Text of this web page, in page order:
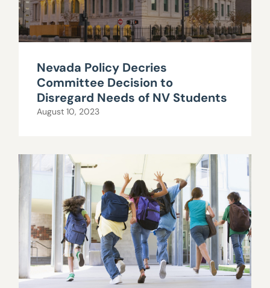
Nevada Policy Decries
Committee Decision to
Disregard Needs of NV Students
August 10, 2023